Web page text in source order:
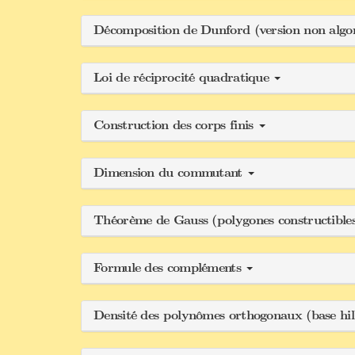
Décomposition de Dunford (version non
Loi de réciprocité quadratique
Construction des corps finis
Dimension du commutant
Théorème de Gauss (polygones
Formule des compléments
Densité des polynômes orthogonaux (base